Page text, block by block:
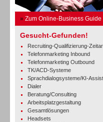
» Zum Online-Business Guide
Gesucht-Gefunden!
Recruiting-Qualifizierung-
Telefonmarketing Inbound
Telefonmarketing Outbound
TK/ACD-Systeme
Sprachdialogsysteme/KI-
Dialer
Beratung/Consulting
Arbeitsplatzgestaltung
Gesamtlösungen
Headsets